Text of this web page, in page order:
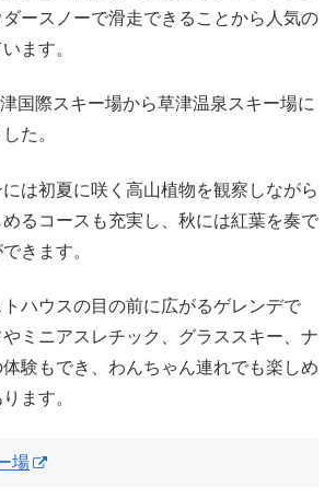
ースノーで滑走できることから人気の
ます。
国際スキー場から草津温泉スキー場に
た。
は初夏に咲く高山植物を観察しながら
るコースも充実し、秋には紅葉を奏で
きます。
ハウスの目の前に広がるゲレンデで
ミニアスレチック、グラススキー、ナ
験もでき、わんちゃん連れでも楽しめ
ます。
場